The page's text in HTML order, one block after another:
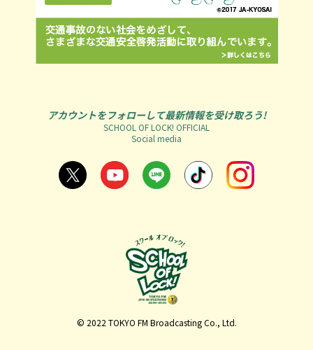
アカウントをフォローして最新情報を受け取ろう!
SCHOOL OF LOCK! OFFICIAL
Social media
© 2022 TOKYO FM Broadcasting Co., Ltd.